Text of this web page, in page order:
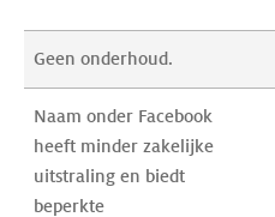
Geen onderhoud.
Naam onder Facebook
heeft minder zakelijke
uitstraling en biedt
beperkte